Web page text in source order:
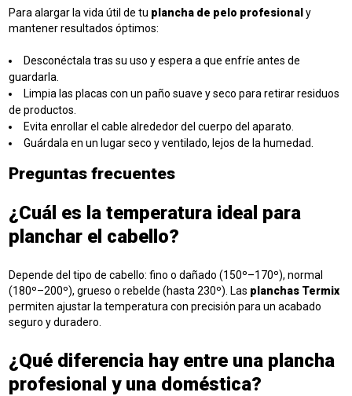
Para alargar la vida útil de tu plancha de pelo profesional y
mantener resultados óptimos:
Desconéctala tras su uso y espera a que enfríe antes de
guardarla.
Limpia las placas con un paño suave y seco para retirar residuos
de productos.
Evita enrollar el cable alrededor del cuerpo del aparato.
Guárdala en un lugar seco y ventilado, lejos de la humedad.
Preguntas frecuentes
¿Cuál es la temperatura ideal para
planchar el cabello?
Depende del tipo de cabello: fino o dañado (150º–170º), normal
(180º–200º), grueso o rebelde (hasta 230º). Las planchas Termix
permiten ajustar la temperatura con precisión para un acabado
seguro y duradero.
¿Qué diferencia hay entre una plancha
profesional y una doméstica?